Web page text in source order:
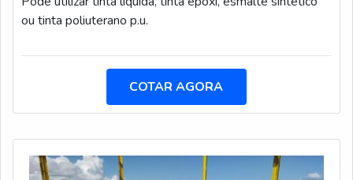
ou tinta poliuterano p.u.
COTAR AGORA